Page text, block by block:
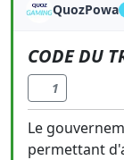
QuozPowa
CODE DU
1
Le
permettant